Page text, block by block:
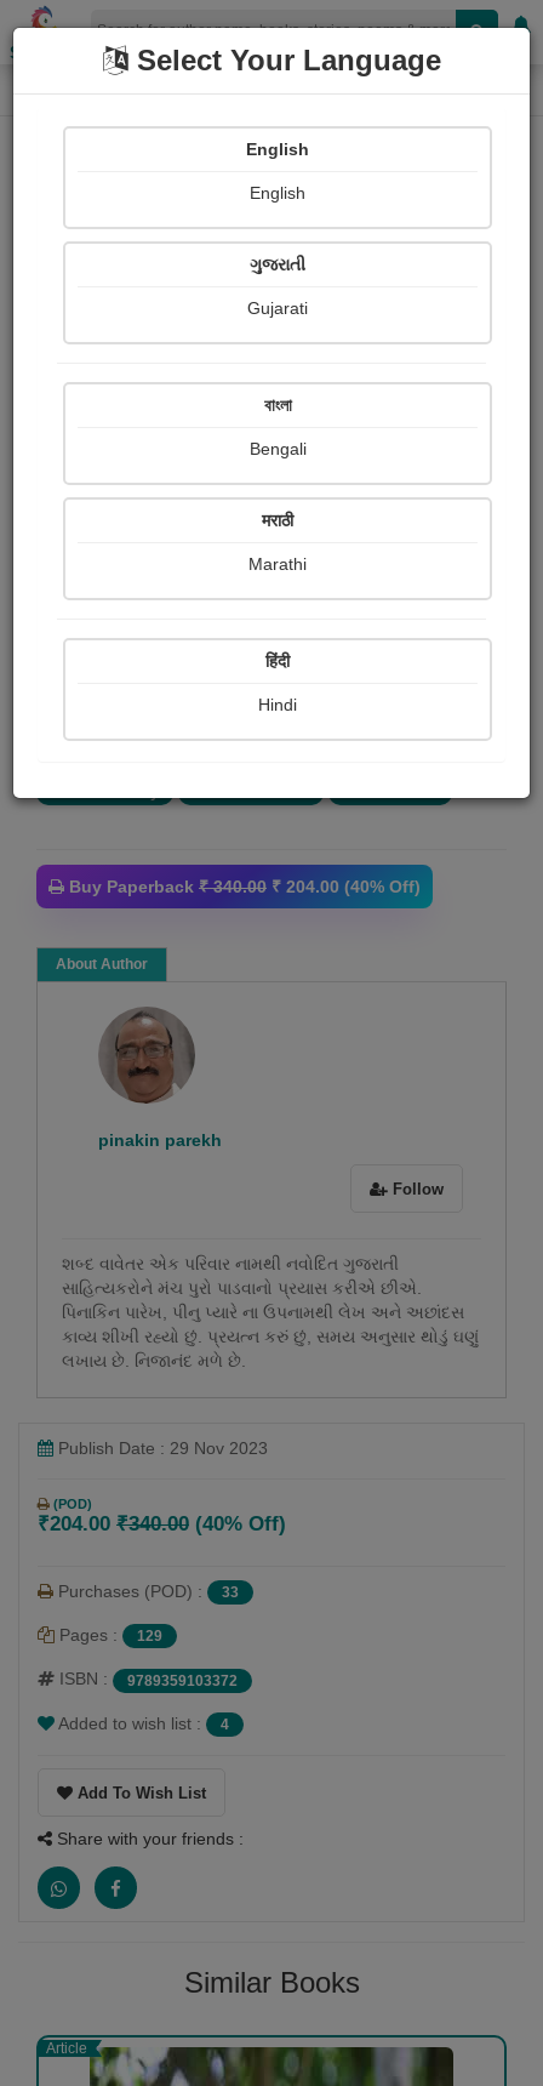
Shopizen
Home Book Details
વિચારનું વૃંદાવન (લેખ સંગ્રહ ભાગ ૨)
Summary
આ મનુષ્ય જીવનમાં સંબંધોને કેમ સાચવવા, આ જીવન
જરૂરિયાતની સગવડોથી અંજાઈ ન જવું, બાળકોથી લઇ દરેક
Buy Paperback ₹ 340.00 ₹ 204.00 (40% Off)
About Author
pinakin parekh
Follow
શબ્દ વાવેતર એક પરિવાર નામથી નવોદિત ગુજરાતી
સાહિત્યકરોને મંચ પુરો પાડવાનો પ્રયાસ કરીએ છીએ.
પિનાકિન પારેખ, પીનુ પ્યારે ના ઉપનામથી લેખ અને અછાંદસ
કાવ્ય શીખી રહ્યો છું. પ્રયત્ન કરું છું, સમય અનુસાર થોડું ઘણું
લખાય છે. નિજાનંદ મળે છે.
Publish Date : 29 Nov 2023
(POD)
₹204.00 ₹340.00 (40% Off)
Purchases (POD) : 33
Pages : 129
ISBN : 9789359103372
Added to wish list : 4
Add To Wish List
Share with your friends :
Similar Books
Article
Select Your Language
English
English
ગુજરાતી
Gujarati
বাংলা
Bengali
मराठी
Marathi
हिंदी
Hindi